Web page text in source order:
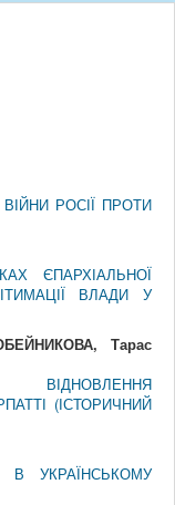
РОСІЇ ПРОТИ
ЄПАРХІАЛЬНОЇ
ВЛАДИ У
Тарас
(ІСТОРИЧНИЙ
В УКРАЇНСЬКОМУ